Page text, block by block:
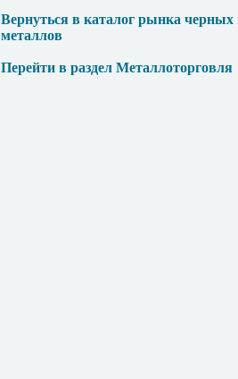
Вернуться в каталог рынка
металлов
Перейти в раздел Металлоторговля